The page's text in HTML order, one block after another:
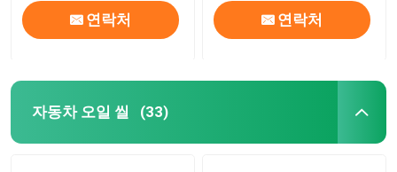
섬유 동맥 패킹
연락처 연락처
자동차 오일 씰 (33)